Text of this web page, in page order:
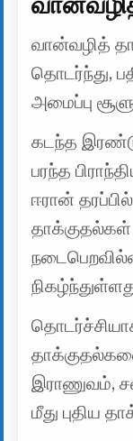
வான்வழித்
தொடர்ந்து,
அமைப்பு
கடந்த
பரந்த
ஈரான்
தாக்குதல்கள்
இராணுவம்,
மீது புதிய